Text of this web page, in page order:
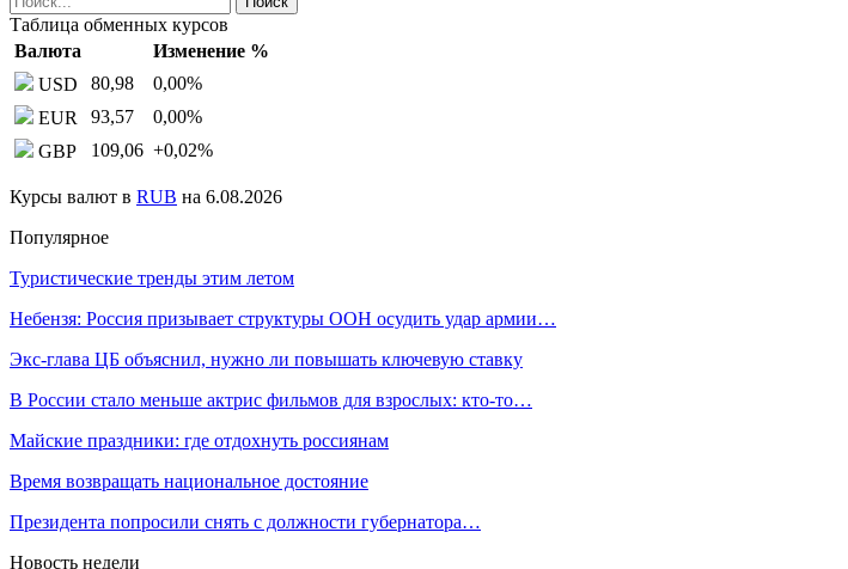
Таблица обменных курсов
Валюта
Изменение %
USD
80,98 0,00%
EUR
93,57 0,00%
GBP
109,06 +0,02%
Курсы валют в RUB на 6.08.2026
Популярное
Туристические тренды этим летом
Небензя: Россия призывает структуры ООН осудить удар армии…
Экс-глава ЦБ объяснил, нужно ли повышать ключевую ставку
В России стало меньше актрис фильмов для взрослых: кто-то…
Майские праздники: где отдохнуть россиянам
Время возвращать национальное достояние
Президента попросили снять с должности губернатора…
Новость недели